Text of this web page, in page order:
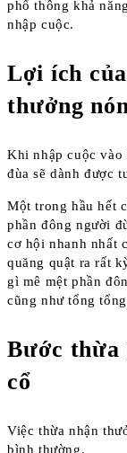
phổ thông khả
nhập cuộc.
Lợi ích
thưởng
Khi nhập cuộc
đùa sẽ dành được
Một trong hầu hết
phần đông người
cơ hội nhanh nhất
quăng quật ra rất
gì mê mệt phần
cũng như tổng
Bước thừa
cổ
Việc thừa nhận
bình thường.